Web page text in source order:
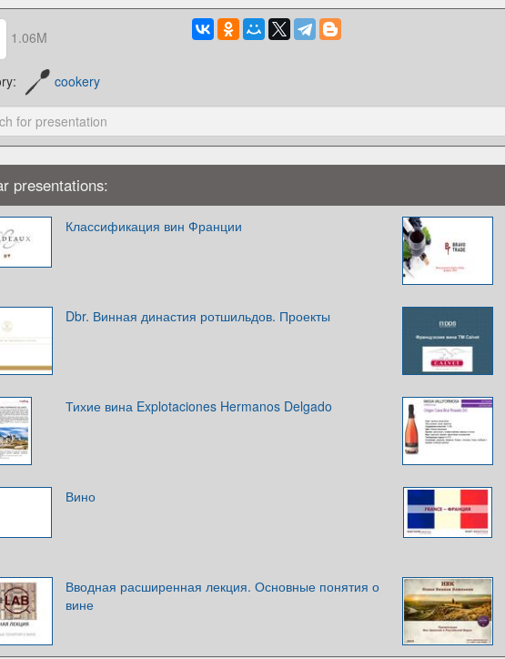
1.06M
cookery
presentations:
Классификация вин Франции
Dbr. Винная династия ротшильдов. Проекты
Тихие вина Explotaciones Hermanos Delgado
Вино
Вводная расширенная лекция. Основные понятия о
вине